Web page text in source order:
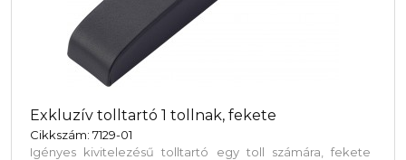
Exkluzív tolltartó 1 tollnak, fekete
Cikkszám: 7129-01
Igényes kivitelezésű tolltartó egy toll számára, fekete